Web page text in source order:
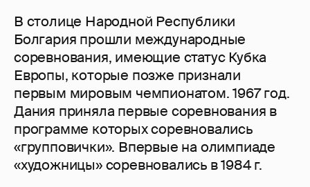
В столице Народной Республики
Болгария прошли международные
соревнования, имеющие статус Кубка
Европы, которые позже признали
первым мировым чемпионатом. 1967 год.
Дания приняла первые соревнования в
программе которых соревновались
«групповички». Впервые на олимпиаде
«художницы» соревновались в 1984 г.